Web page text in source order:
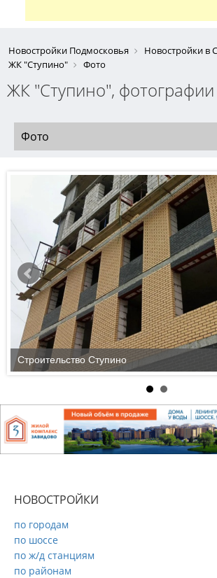
Новостройки Подмосковья
Новостройки в
ЖК "Ступино"
Фото
ЖК "Ступино", фотографии
Фото
Строительство Ступино
НОВОСТРОЙКИ
по городам
по шоссе
по ж/д станциям
по районам